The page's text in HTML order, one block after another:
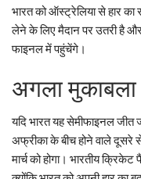
भारत को ऑस्ट्रेलिया से हार का
लेने के लिए मैदान पर उतरी है
फाइनल में पहुंचेंगे।
अगला मुकाबला
यदि भारत यह सेमीफाइनल जीत
अफ्रीका के बीच होने वाले दूसरे
मार्च को होगा। भारतीय